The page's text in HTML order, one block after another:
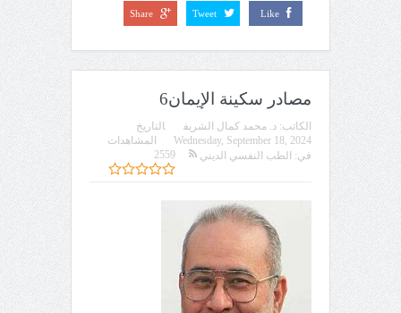
Like
Tweet
Share
مصادر سكينة الإيمان6
الكاتب: د. محمد كمال الشريف
التاريخ
Wednesday, September 18, 2024
في: الطب النفسي الديني
المشاهدات
2559